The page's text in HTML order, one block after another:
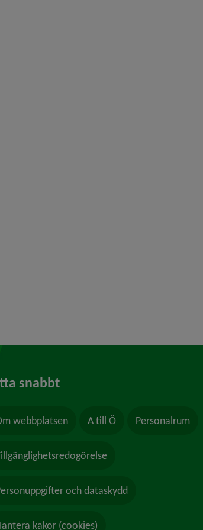
för Funktionsnedsättning
för Borgerlig vigsel
för Dödsfall och begravning
för Invandring och integration
för Sjukvård och tandvård
för Resor, transporter och besök
för Psykisk ohälsa
för Missbruk och beroende
för Frivilliga arvoderade uppdrag
för Våld och hot
i nytt fönster.
snabbt
webbplatsen A till Ö Personalrum
och dataskydd
kakor (cookies)